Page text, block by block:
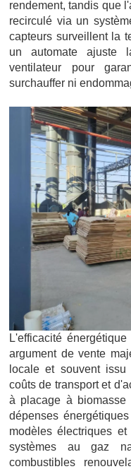
rendement, tandis que
recirculé via un
capteurs surveillent la
un automate ajuste
ventilateur pour
surchauffer ni
L'efficacité
argument de vente
locale et souvent
coûts de transport et
à placage à
dépenses
modèles électriques
systèmes au gaz
combustibles